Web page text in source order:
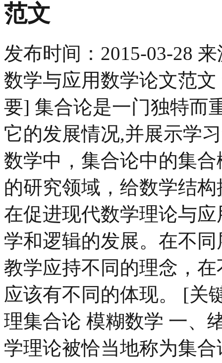
范文
发布时间： 2015-03-28 来
数学与应用数学论文范
要] 集合论是一门独特而
它的发展情况,并展示学
数学中，集合论中的集
的研究领域，给数学结
在促进现代数学理论与
学和逻辑的发展。在不
教学应持不同的理念，
应该有不同的体现。 [关
理集合论 模糊数学 一、
学理论被恰当地称为集